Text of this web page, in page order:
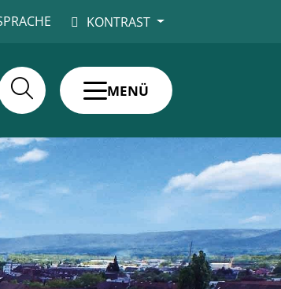
KONTRAST
MENÜ